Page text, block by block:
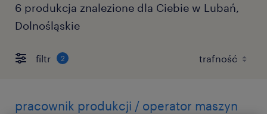
6 produkcja znalezione dla Ciebie w Lubań,
Dolnośląskie
filtr 2
pracownik produkcji / operator maszyn